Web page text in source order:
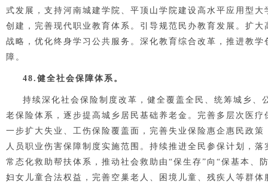
式发展，支持河南城建学院、平顶山学院建设高水平应用型
创建，完善现代职业教育体系。引导规范民办教育发展。扩
战略，优化终身学习公共服务。深化教育综合改革，推进教
障。
48.健全社会保障体系。
持续深化社会保险制度改革，健全覆盖全民、统筹城乡
老保险体系，逐步提高城乡居民基础养老金。完善多层次医
一步扩大失业、工伤保险覆盖面，完善失业保险惠企惠民政
人员职业伤害保障制度实施范围。持续推进全民参保计划，
常态化救助帮扶体系，推动社会救助由“保生存”向“保基本、
妇女儿童合法权益，完善空巢老人、困境儿童、残疾人等群